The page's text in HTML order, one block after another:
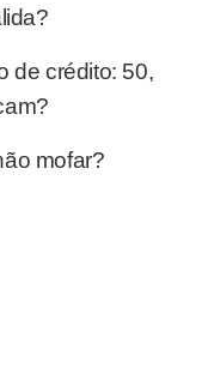
de crédito: 50,
mofar?